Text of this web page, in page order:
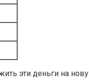
эти деньги на